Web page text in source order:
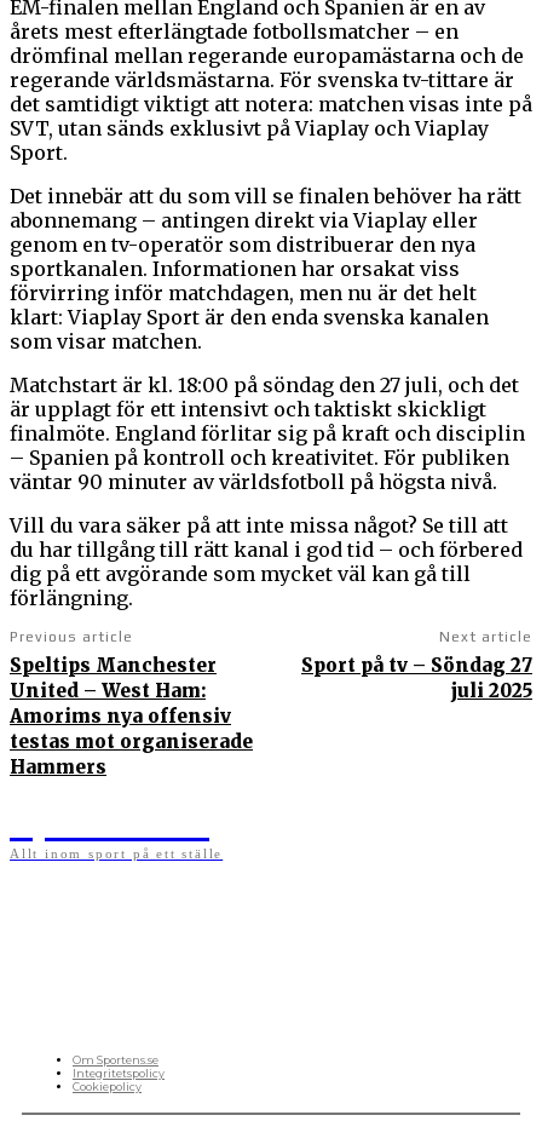
EM-finalen mellan England och Spanien är en av
årets mest efterlängtade fotbollsmatcher – en
drömfinal mellan regerande europamästarna och de
regerande världsmästarna. För svenska tv-tittare är
det samtidigt viktigt att notera: matchen visas inte på
SVT, utan sänds exklusivt på Viaplay och Viaplay
Sport.
Det innebär att du som vill se finalen behöver ha rätt
abonnemang – antingen direkt via Viaplay eller
genom en tv-operatör som distribuerar den nya
sportkanalen. Informationen har orsakat viss
förvirring inför matchdagen, men nu är det helt
klart: Viaplay Sport är den enda svenska kanalen
som visar matchen.
Matchstart är kl. 18:00 på söndag den 27 juli, och det
är upplagt för ett intensivt och taktiskt skickligt
finalmöte. England förlitar sig på kraft och disciplin
– Spanien på kontroll och kreativitet. För publiken
väntar 90 minuter av världsfotboll på högsta nivå.
Vill du vara säker på att inte missa något? Se till att
du har tillgång till rätt kanal i god tid – och förbered
dig på ett avgörande som mycket väl kan gå till
förlängning.
Previous article
Speltips Manchester
United – West Ham:
Amorims nya offensiv
testas mot organiserade
Hammers
Next article
Sport på tv – Söndag 27
juli 2025
Allt inom sport på ett ställe
Om Sportens.se
Integritetspolicy
Cookiepolicy